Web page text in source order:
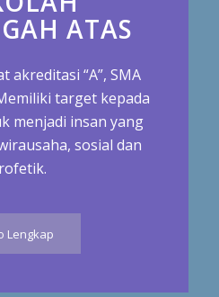
ATAS
akreditasi “A”, SMA
target kepada
menjadi insan yang
sosial dan
Lengkap